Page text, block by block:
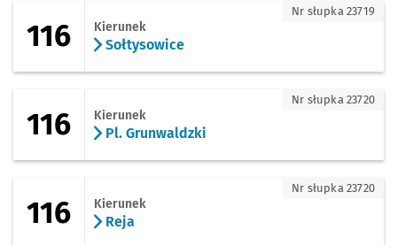
116 Kierunek
Sołtysowice
Nr słupka 23719
116 - kierunek Pl. Grunwaldzki
116 Kierunek
Pl. Grunwaldzki
Nr słupka 23720
116 Kierunek
Reja
Nr słupka 23720